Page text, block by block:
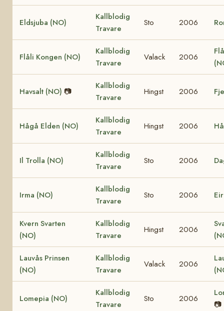
Eldsjuba (NO)
Kallblodig
Travare
Sto 2006
Flåli Kongen (NO)
Kallblodig
Travare
Valack 2006
Havsalt (NO) 📷
Kallblodig
Travare
Hingst 2006
Hågå Elden (NO)
Kallblodig
Travare
Hingst 2006
Il Trolla (NO)
Kallblodig
Travare
Sto 2006
Irma (NO)
Kallblodig
Travare
Sto 2006
Kvern Svarten
(NO)
Kallblodig
Travare
Hingst 2006
Lauvås Prinsen
(NO)
Kallblodig
Travare
Valack 2006
Lomepia (NO)
Kallblodig
Travare
Sto 2006
📷